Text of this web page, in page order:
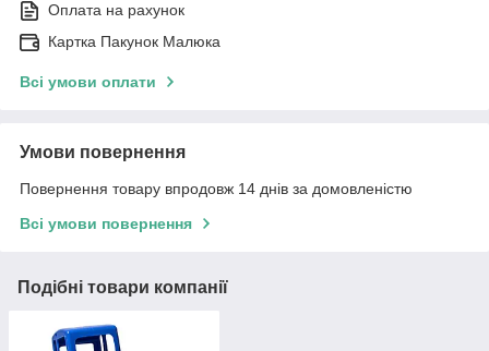
Оплата на рахунок
Картка Пакунок Малюка
Всі умови оплати
Умови повернення
Повернення товару впродовж 14 днів за домовленістю
Всі умови повернення
Подібні товари компанії